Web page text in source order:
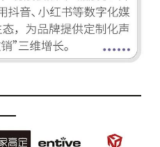
企业